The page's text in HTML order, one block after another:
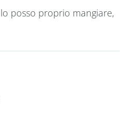
posso proprio mangiare,